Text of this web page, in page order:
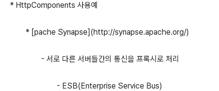
* HttpComponents 사용예
* [pache Synapse](http://synapse.apache.org/)
- 서로 다른 서버들간의 통신을 프록시로 처리
- ESB(Enterprise Service Bus)